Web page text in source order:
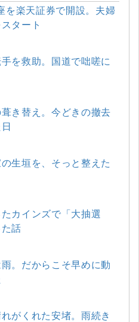
を楽天証券で開設。夫婦
タート
を救助。国道で咄嗟に
き替え。今どきの撤去
生垣を、そっと整えた
カインズで「大抽選
話
。だからこそ早めに動
がくれた安堵。雨続き